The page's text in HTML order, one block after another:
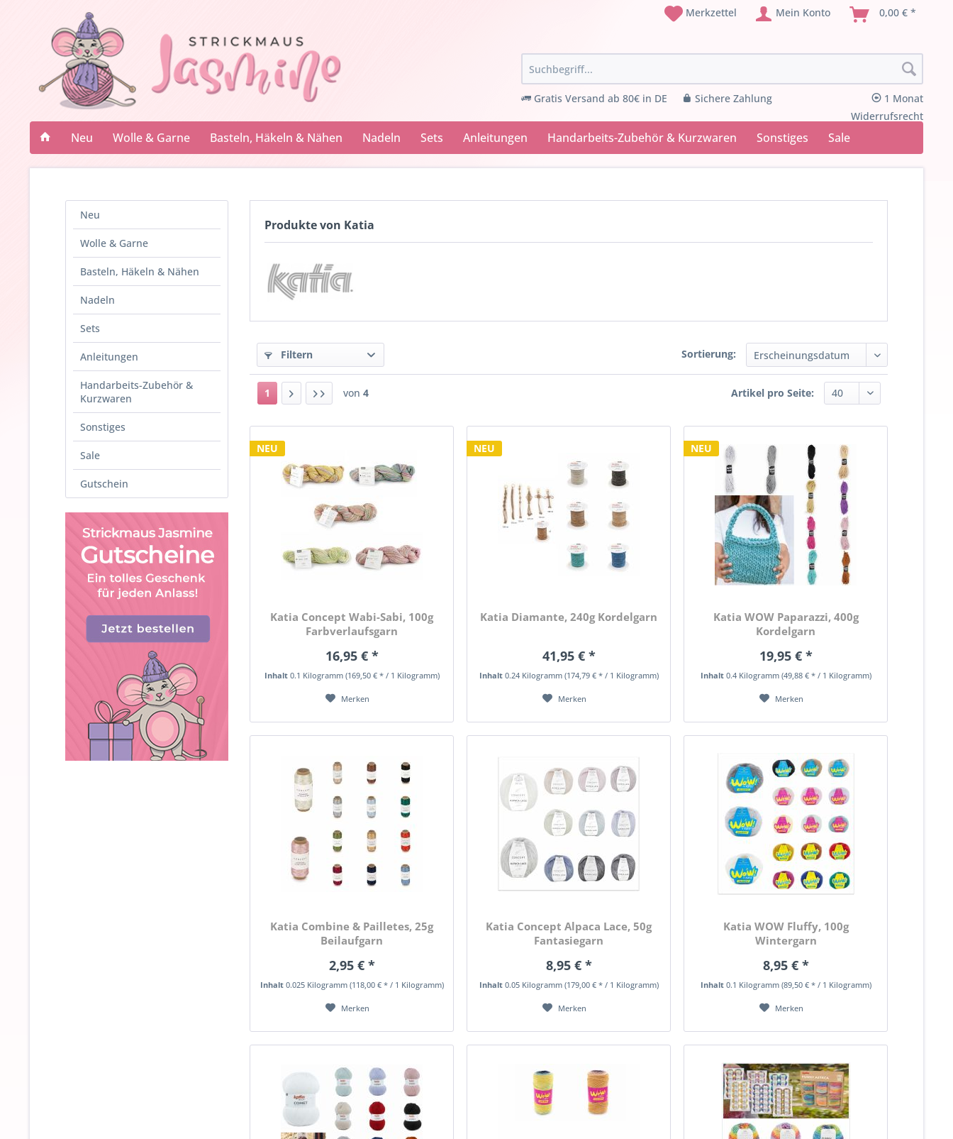
Merkzettel Mein Konto 0,00 € *
Gratis Versand ab 80€ in DE Sichere Zahlung
1 Monat
Widerrufsrecht
Neu Wolle & Garne Basteln, Häkeln & Nähen Nadeln Sets Anleitungen Handarbeits-Zubehör & Kurzwaren Sonstiges Sale
Neu
Wolle & Garne
Basteln, Häkeln & Nähen
Nadeln
Sets
Anleitungen
Handarbeits-Zubehör &
Kurzwaren
Sonstiges
Sale
Gutschein
Produkte von Katia
Filtern Sortierung:
1 von 4 Artikel pro Seite:
NEU
Katia Concept Wabi-Sabi, 100g
Farbverlaufsgarn
16,95 € *
Inhalt 0.1 Kilogramm (169,50 € * / 1 Kilogramm)
Merken
NEU
Katia Diamante, 240g Kordelgarn
41,95 € *
Inhalt 0.24 Kilogramm (174,79 € * / 1 Kilogramm)
Merken
NEU
Katia WOW Paparazzi, 400g
Kordelgarn
19,95 € *
Inhalt 0.4 Kilogramm (49,88 € * / 1 Kilogramm)
Merken
Katia Combine & Pailletes, 25g
Beilaufgarn
2,95 € *
Inhalt 0.025 Kilogramm (118,00 € * / 1 Kilogramm)
Merken
Katia Concept Alpaca Lace, 50g
Fantasiegarn
8,95 € *
Inhalt 0.05 Kilogramm (179,00 € * / 1 Kilogramm)
Merken
Katia WOW Fluffy, 100g
Wintergarn
8,95 € *
Inhalt 0.1 Kilogramm (89,50 € * / 1 Kilogramm)
Merken